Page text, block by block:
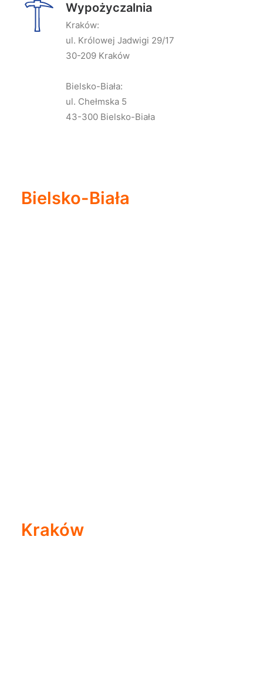
Wypożyczalnia
Kraków:
ul. Królowej Jadwigi 29/17
30-209 Kraków
Bielsko-Biała:
ul. Chełmska 5
43-300 Bielsko-Biała
Bielsko-Biała
Kraków